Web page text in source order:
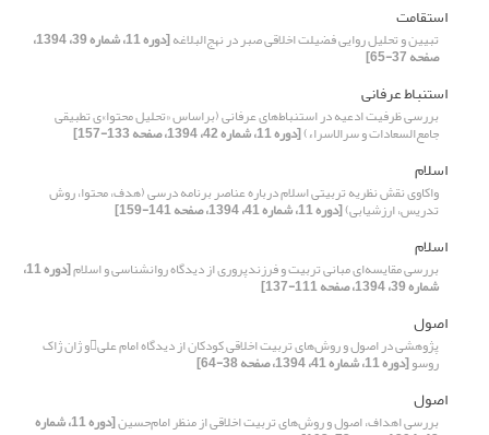
استقامت
تبیین و تحلیل روایی فضیلت اخلاقی صبر در نهج‌البلاغه [دوره 11، شماره 39، 1394،
صفحه 37-65]
استنباط عرفانی
بررسی ظرفیت ادعیه در استنباط‌های عرفانی (بر‌اساس «تحلیل محتوا»ی تطبیقی
جامع‌السعادات و سرالاسراء)[دوره 11، شماره 42، 1394، صفحه 133-157]
اسلام
واکاوی نقش نظریه تربیتی اسلام درباره عناصر برنامه درسی (هدف، محتوا، روش
تدریس، ارزشیابی)[دوره 11، شماره 41، 1394، صفحه 141-159]
اسلام
بررسی مقایسه‌ای مبانی تربیت و فرزند‌پروری از دیدگاه روانشناسی و اسلام [دوره 11،
شماره 39، 1394، صفحه 111-137]
اصول
پژوهشی در اصول و روش‌های تربیت اخلاقی کودکان از دیدگاه امام علیو ژان ژاک
روسو[دوره 11، شماره 41، 1394، صفحه 38-64]
اصول
بررسی اهداف، اصول و روش‌های تربیت اخلاقی از منظر امام‌حسین [دوره 11، شماره